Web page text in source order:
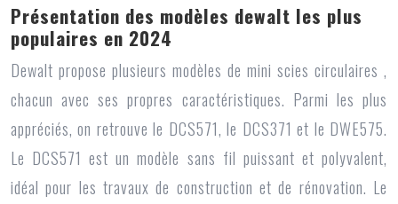
Présentation des modèles dewalt les plus
populaires en 2024
Dewalt propose plusieurs modèles de mini scies circulaires ,
chacun avec ses propres caractéristiques. Parmi les plus
appréciés, on retrouve le DCS571, le DCS371 et le DWE575.
Le DCS571 est un modèle sans fil puissant et polyvalent,
idéal pour les travaux de construction et de rénovation. Le